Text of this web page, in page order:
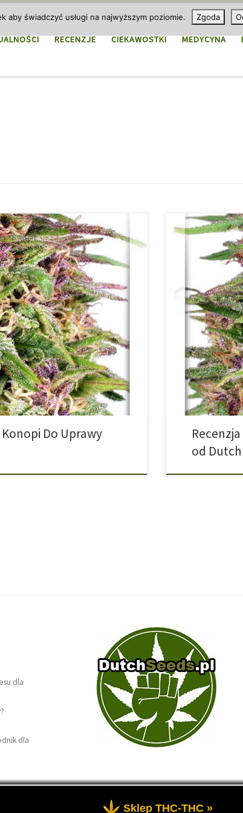
RECENZJE CIEKAWOSTKI MEDYCYNA
outdoor. Dzisiejsza recenzja
który z Frisian Dew otrzymał 3-
outdooru Stworzona
uprawy w klimacie umiarkowanym.
[…]
Do Uprawy
Frisian Dew –
Frisian Dew to
z myślą o
które zapewnia
od Dutch
dla
dla
aby świadczyć usługi na najwyższym poziomie. Zgoda
Sklep THC-THC »